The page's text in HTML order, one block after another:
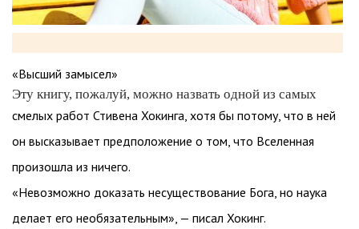
«Высший замысел»
Эту книгу, пожалуй, можно назвать одной из самых
смелых работ Стивена Хокинга, хотя бы потому, что в ней
он высказывает предположение о том, что Вселенная
произошла из ничего.
«Невозможно доказать несуществование Бога, но наука
делает его необязательным», — писал Хокинг.